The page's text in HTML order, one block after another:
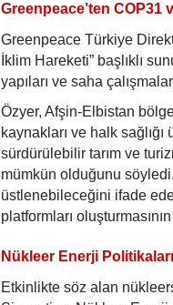
Greenpeace’ten
Greenpeace Türkiye
İklim Hareketi” başlıklı
yapıları ve saha
Özyer, Afşin-Elbistan
kaynakları ve halk
sürdürülebilir tarım ve
mümkün olduğunu
üstlenebileceğini ifade
platformları
Nükleer Enerji
Etkinlikte söz alan